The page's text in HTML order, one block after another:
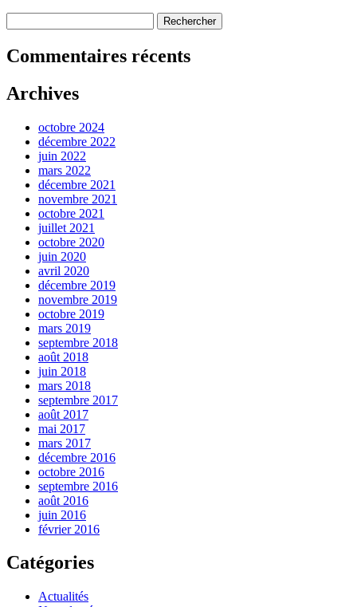
Rechercher
Commentaires récents
Archives
octobre 2024
décembre 2022
juin 2022
mars 2022
décembre 2021
novembre 2021
octobre 2021
juillet 2021
octobre 2020
juin 2020
avril 2020
décembre 2019
novembre 2019
octobre 2019
mars 2019
septembre 2018
août 2018
juin 2018
mars 2018
septembre 2017
août 2017
mai 2017
mars 2017
décembre 2016
octobre 2016
septembre 2016
août 2016
juin 2016
février 2016
Catégories
Actualités